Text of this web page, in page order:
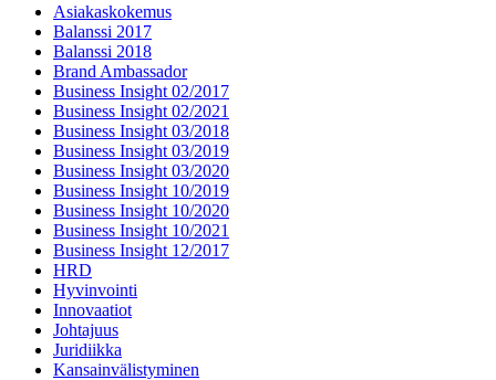
Asiakaskokemus
Balanssi 2017
Balanssi 2018
Brand Ambassador
Business Insight 02/2017
Business Insight 02/2021
Business Insight 03/2018
Business Insight 03/2019
Business Insight 03/2020
Business Insight 10/2019
Business Insight 10/2020
Business Insight 10/2021
Business Insight 12/2017
HRD
Hyvinvointi
Innovaatiot
Johtajuus
Juridiikka
Kansainvälistyminen